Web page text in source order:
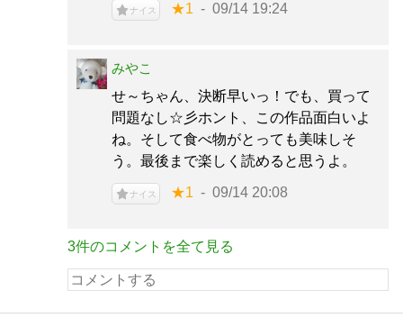
ナイス ★1 09/14 19:24
みやこ
せ～ちゃん、決断早いっ！でも、買って
問題なし☆彡ホント、この作品面白いよ
ね。そして食べ物がとっても美味しそ
う。最後まで楽しく読めると思うよ。
ナイス ★1 09/14 20:08
3件のコメントを全て見る